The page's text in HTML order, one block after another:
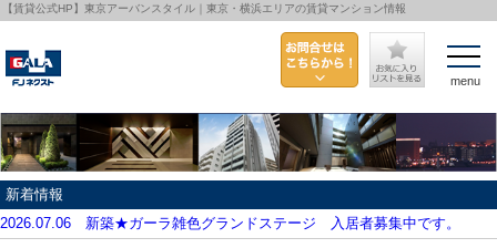
【賃貸公式HP】東京アーバンスタイル｜東京・横浜エリアの賃貸マンション情報
新着情報
2026.07.06 新築★ガーラ雑色グランドステージ 入居者募集中です。
menu